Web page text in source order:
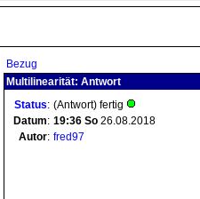
Bezug
Multilinearität: Antwort
Status: (Antwort) fertig
Datum: 19:36 So 26.08.2018
Autor: fred97